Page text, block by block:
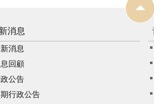
消息
消息
回顧
公告
行政公告